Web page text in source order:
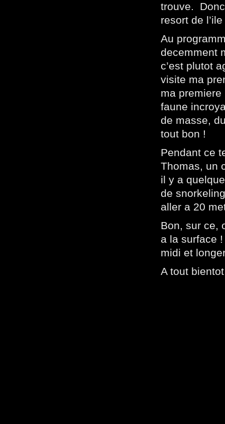
trouve.
resort de
Au
decemment
c’est plutot
visite ma
ma premiere
faune
de masse,
tout bon !
Pendant ce
Thomas, un
il y a
de
aller a 20
Bon, sur ce,
a la surface
midi et
A tout